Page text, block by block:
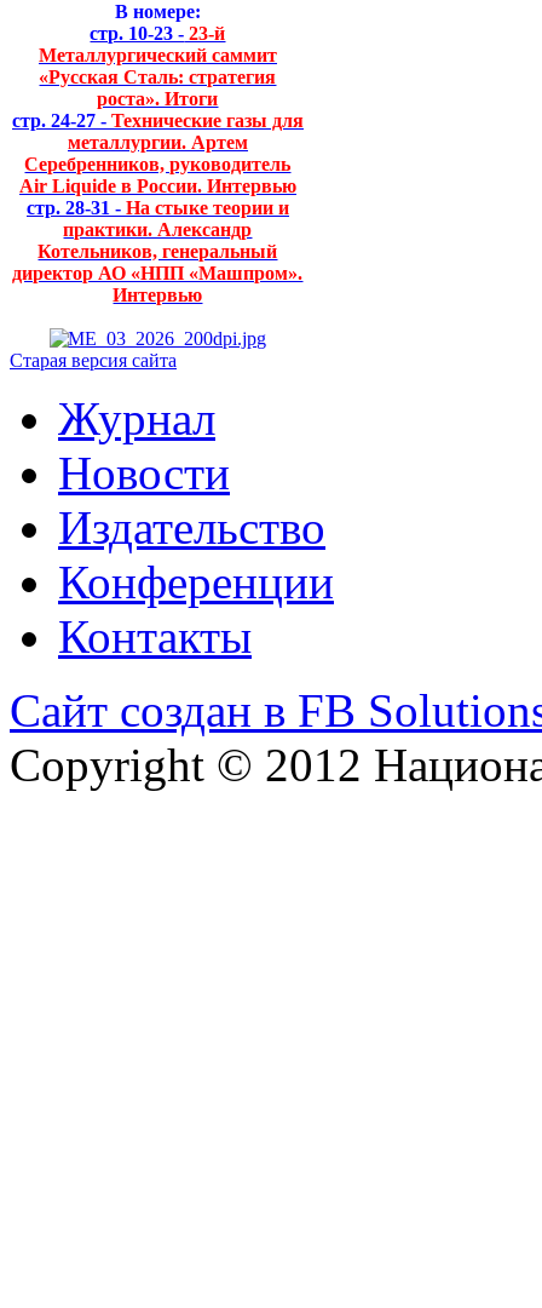
В номере:
стр. 10-23 - 23-й
Металлургический саммит
«Русская Сталь: стратегия
роста». Итоги
стр. 24-27 - Технические газы для
металлургии. Артем
Серебренников, руководитель
Air Liquide в России. Интервью
стр. 28-31 - На стыке теории и
практики. Александр
Котельников, генеральный
директор АО «НПП «Машпром».
Интервью
Старая версия сайта
Журнал
Новости
Издательство
Конференции
Контакты
Сайт создан в FB
Copyright © 2012